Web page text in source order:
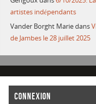
artistes indépendants
Vander Borght Mariedans
de Jambes le 28 juillet 2025
CONNEXION